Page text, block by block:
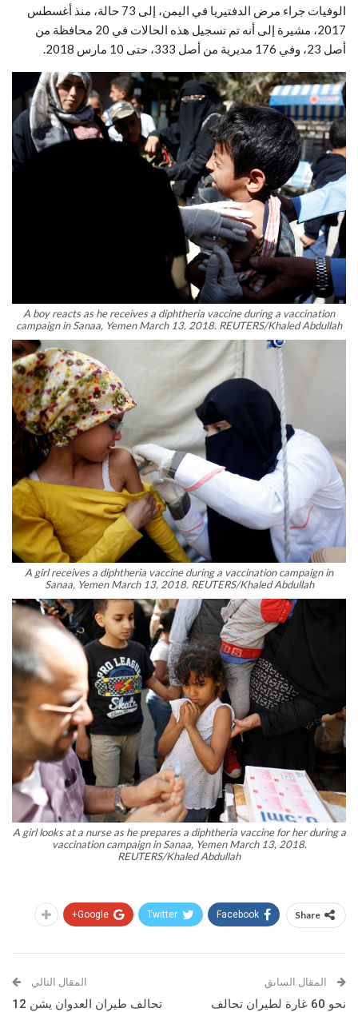
الوفيات جراء مرض الدفتيريا في اليمن، إلى 73 حالة، منذ أغسطس
2017، مشيرة إلى أنه تم تسجيل هذه الحالات في 20 محافظة من
أصل 23، وفي 176 مديرية من أصل 333، حتى 10 مارس 2018.
A boy reacts as he receives a diphtheria vaccine during a vaccination
campaign in Sanaa, Yemen March 13, 2018. REUTERS/Khaled Abdullah
A girl receives a diphtheria vaccine during a vaccination campaign in
Sanaa, Yemen March 13, 2018. REUTERS/Khaled Abdullah
A girl looks at a nurse as he prepares a diphtheria vaccine for her during a
vaccination campaign in Sanaa, Yemen March 13, 2018.
REUTERS/Khaled Abdullah
Share
Facebook
Twitter
Google+
المقال السابق
نحو 60 غارة لطيران تحالف
المقال التالي
تحالف طيران العدوان يشن 12